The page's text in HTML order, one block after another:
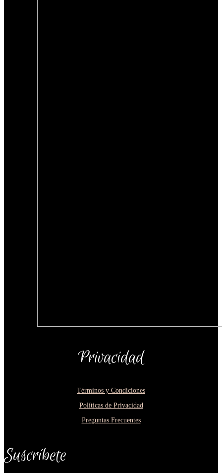
Privacidad
Términos y Condiciones
Políticas de Privacidad
Preguntas Frecuentes
Suscríbete